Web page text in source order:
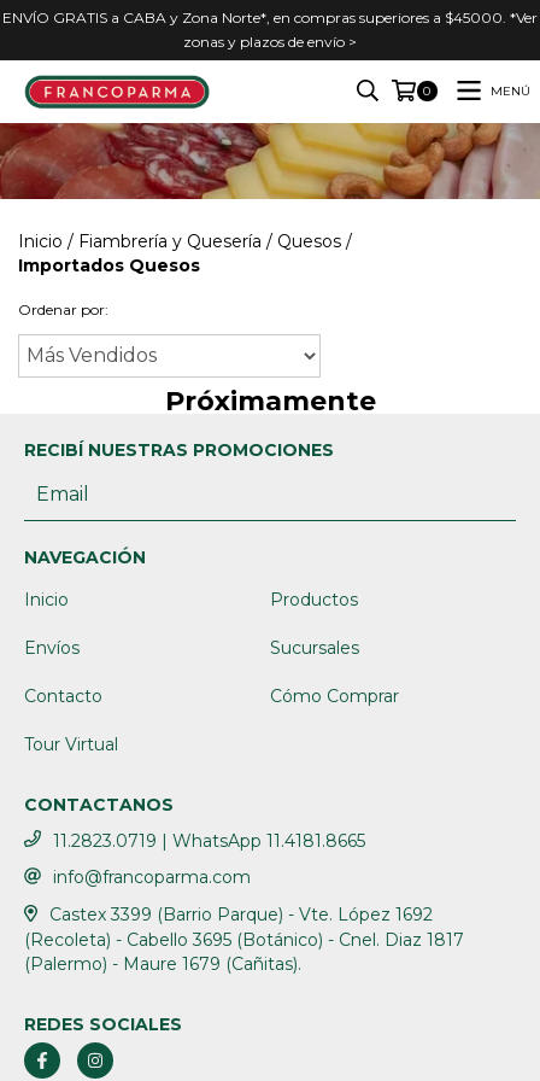
ENVÍO GRATIS a CABA y Zona Norte*, en compras superiores a $45000. *Ver
zonas y plazos de envío >
0 MENÚ
Inicio / Fiambrería y Quesería / Quesos /
Importados Quesos
Ordenar por:
Próximamente
RECIBÍ NUESTRAS PROMOCIONES
NAVEGACIÓN
Inicio
Productos
Envíos Sucursales
Contacto Cómo Comprar
Tour Virtual
CONTACTANOS
11.2823.0719 | WhatsApp 11.4181.8665
info@francoparma.com
Castex 3399 (Barrio Parque) - Vte. López 1692
(Recoleta) - Cabello 3695 (Botánico) - Cnel. Diaz 1817
(Palermo) - Maure 1679 (Cañitas).
REDES SOCIALES